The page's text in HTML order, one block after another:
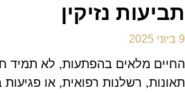
תביעות נזיקין
9 ביוני 2025
החיים מלאים בהפתעות, לא תמיד
תאונות, רשלנות רפואית, או פגיעות